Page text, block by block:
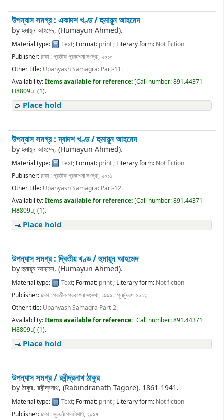
উপন্যাস সমগ্র : একাদশ খণ্ড /হুমায়ূন আহমেদ
byহুমায়ূন আহমেদ, (Humayun Ahmed).
Material type: Text; Format: print; Literary form: Not fiction
Publisher:ঢাকা : প্রতীক প্রকাশনা সংস্থা, ২০১০
Other title: Upanyash Samagra: Part-11.
Availability:Items available for reference: [Call number:891.44371
H8809u] (1).
Place hold
উপন্যাস সমগ্র : দ্বাদশ খণ্ড /হুমায়ূন আহমেদ
byহুমায়ূন আহমেদ, (Humayun Ahmed).
Material type: Text; Format: print; Literary form: Not fiction
Publisher:ঢাকা : প্রতীক প্রকাশনা সংস্থা, ২০১১
Other title: Upanyash Samagra: Part-12.
Availability:Items available for reference: [Call number:891.44371
H8809u] (1).
Place hold
উপন্যাস সমগ্র : দ্বিতীয় খণ্ড /হুমায়ূন আহমেদ
byহুমায়ূন আহমেদ, (Humayun Ahmed).
Material type: Text; Format: print; Literary form: Not fiction
Publisher:ঢাকা : প্রতীক প্রকাশনা সংস্থা, ১৯৯১. [পুনর্মুদ্রণ ২০১২]
Other title: Upanyash Samagra Part-2.
Availability:Items available for reference: [Call number:891.44371
H8809u] (1).
Place hold
উপন্যাস সমগ্র /রবীন্দ্রনাথ ঠাকুর
byঠাকুর, রবীন্দ্রনাথ, (Rabindranath Tagore), 1861-1941.
Material type: Text; Format: print; Literary form: Not fiction
Publisher:ঢাকা : সুচয়নী পাবলিশার্স, ২০১৭